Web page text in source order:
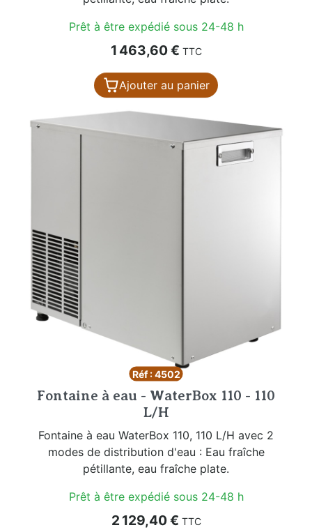
Prêt à être expédié sous 24-48 h
Prix
1 463,60 € TTC
Ajouter au panier
Réf : 4502
Fontaine à eau - WaterBox 110 - 110
L/H
Fontaine à eau WaterBox 110, 110 L/H avec 2
modes de distribution d'eau : Eau fraîche
pétillante, eau fraîche plate.
Prêt à être expédié sous 24-48 h
Prix
2 129,40 € TTC